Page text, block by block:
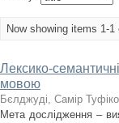
Now showing items 1-1
Лексико-
мовою
Бєлджуді, Самір
Мета дослідження –